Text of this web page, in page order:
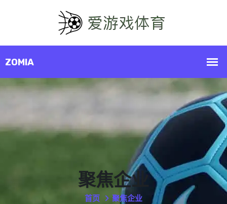
聚焦企业
首页 聚焦企业